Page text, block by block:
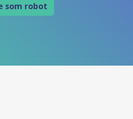
som robot